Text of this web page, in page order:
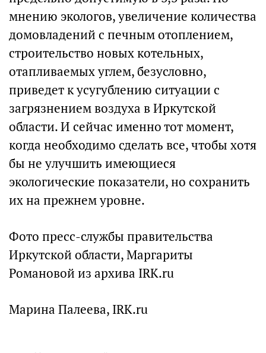
мнению экологов, увеличение количества
домовладений с печным отоплением,
строительство новых котельных,
отапливаемых углем, безусловно,
приведет к усугублению ситуации с
загрязнением воздуха в Иркутской
области. И сейчас именно тот момент,
когда необходимо сделать все, чтобы хотя
бы не улучшить имеющиеся
экологические показатели, но сохранить
их на прежнем уровне.
Фото пресс-службы правительства
Иркутской области, Маргариты
Романовой из архива IRK.ru
Марина Палеева, IRK.ru